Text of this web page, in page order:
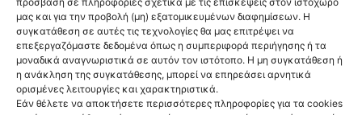
μας και για την προβολή (μη) εξατομικευμένων διαφημίσεων. Η
συγκατάθεση σε αυτές τις τεχνολογίες θα μας επιτρέψει να
επεξεργαζόμαστε δεδομένα όπως η συμπεριφορά περιήγησης ή τα
μοναδικά αναγνωριστικά σε αυτόν τον ιστότοπο. Η μη συγκατάθεση ή
η ανάκληση της συγκατάθεσης, μπορεί να επηρεάσει αρνητικά
ορισμένες λειτουργίες και χαρακτηριστικά.
Εάν θέλετε να αποκτήσετε περισσότερες πληροφορίες για τα cookies
Ακολούθησέ μας